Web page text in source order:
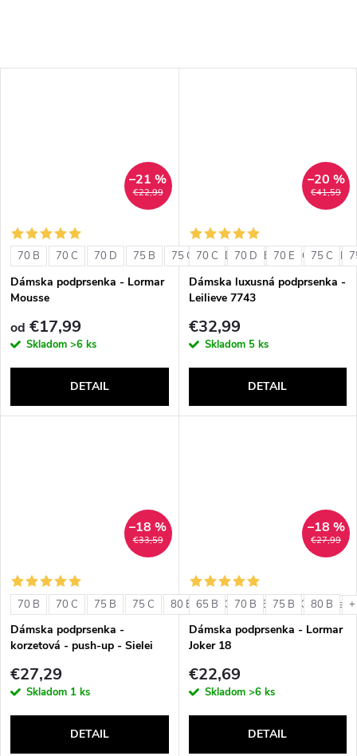
€22,99
–21 %
70 B 70 C 70 D 75 B 75 C 75 D 80 B 80 C 80 D
Dámska podprsenka - Lormar
Mousse
od €17,99
Skladom >6 ks
DETAIL
€41,59
–20 %
70 C 70 D 70 E 75 C
Dámska luxusná podprsenka -
Leilieve 7743
€32,99
Skladom 5 ks
DETAIL
€33,59
–18 %
70 B 70 C 75 B 75 C 80 B 80 C 85 B 85 C +
Dámska podprsenka -
korzetová - push-up - Sielei
€27,29
Skladom 1 ks
DETAIL
€27,99
–18 %
65 B 70 B 75 B 80 B
Dámska podprsenka - Lormar
Joker 18
€22,69
Skladom >6 ks
DETAIL